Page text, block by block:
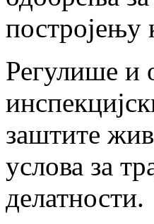
постројењу
Регулише и
заштите
услова за
делатности.